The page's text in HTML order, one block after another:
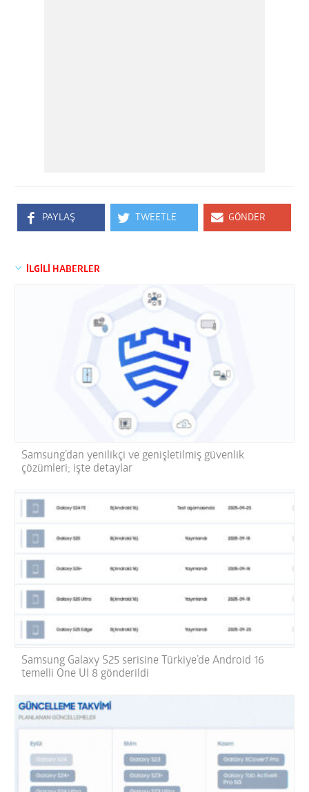
PAYLAŞ TWEETLE GÖNDER
İLGİLİ HABERLER
Samsung’dan yenilikçi ve genişletilmiş güvenlik
çözümleri; işte detaylar
Samsung Galaxy S25 serisine Türkiye’de Android 16
temelli One UI 8 gönderildi